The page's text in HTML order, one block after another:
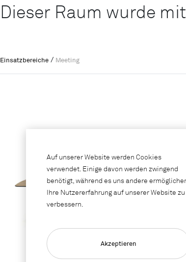
Dieser Raum wurde
Einsatzbereiche / Meeting
Auf unserer Website werden Cookies
verwendet. Einige davon werden zwingend
benötigt, während es uns andere
Ihre Nutzererfahrung auf unserer Website zu
verbessern.
Akzeptieren